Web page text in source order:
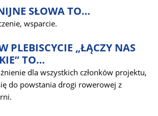
SŁOWA TO…
wsparcie.
PLEBISCYCIE „ŁĄCZY NAS
TO…
dla wszystkich członków projektu,
do powstania drogi rowerowej z